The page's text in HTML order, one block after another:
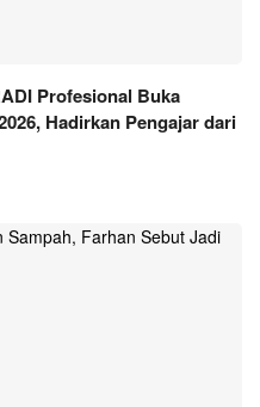
Profesional Buka
Hadirkan Pengajar dari